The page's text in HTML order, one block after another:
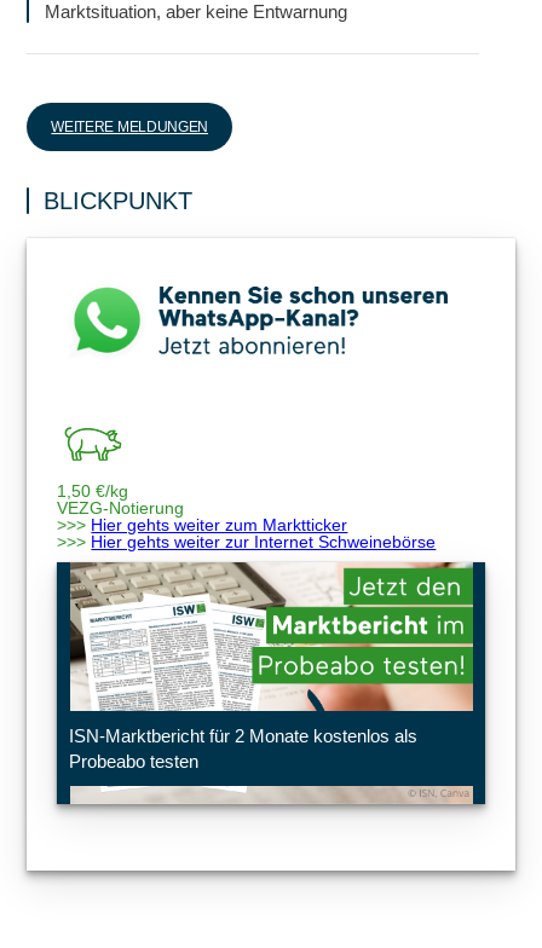
Marktsituation, aber keine Entwarnung
WEITERE MELDUNGEN
BLICKPUNKT
1,50€/kg
VEZG-Notierung
>>> Hier gehts weiter zum Marktticker
>>> Hier gehts weiter zur Internet Schweinebörse
ISN-Marktbericht für 2 Monate kostenlos als
Probeabo testen